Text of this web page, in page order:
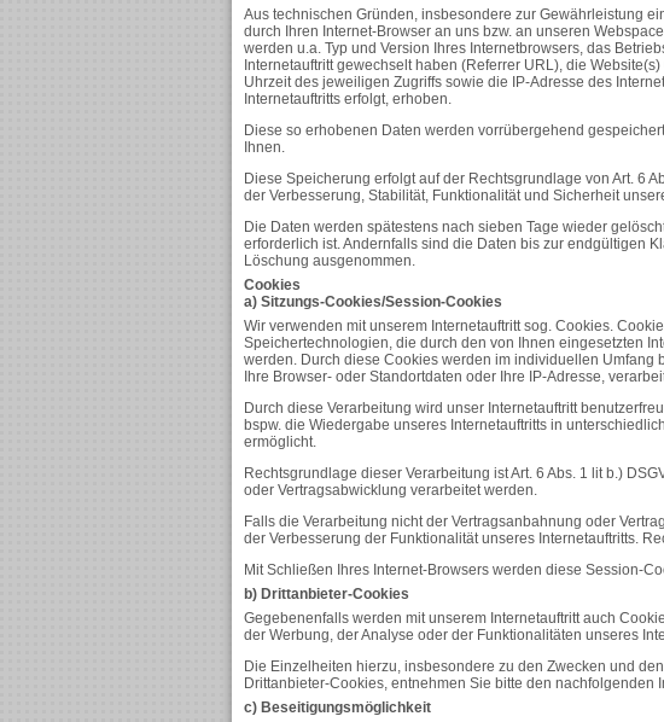
Aus technischen Gründen, insbesondere zur Gewährleistung
durch Ihren Internet-Browser an uns bzw. an unseren
werden u.a. Typ und Version Ihres Internetbrowsers, das
Internetauftritt gewechselt haben (Referrer URL), die
Uhrzeit des jeweiligen Zugriffs sowie die IP-Adresse des
Internetauftritts erfolgt, erhoben.
Diese so erhobenen Daten werden vorrübergehend
Ihnen.
Diese Speicherung erfolgt auf der Rechtsgrundlage von Art. 6
der Verbesserung, Stabilität, Funktionalität und Sicherheit
Die Daten werden spätestens nach sieben Tage wieder
erforderlich ist. Andernfalls sind die Daten bis zur endgültigen
Löschung ausgenommen.
Cookies
a) Sitzungs-Cookies/Session-Cookies
Wir verwenden mit unserem Internetauftritt sog. Cookies.
Speichertechnologien, die durch den von Ihnen eingesetzten
werden. Durch diese Cookies werden im individuellen Umfang
Ihre Browser- oder Standortdaten oder Ihre IP-Adresse,
Durch diese Verarbeitung wird unser Internetauftritt
bspw. die Wiedergabe unseres Internetauftritts in
ermöglicht.
Rechtsgrundlage dieser Verarbeitung ist Art. 6 Abs. 1 lit b.)
oder Vertragsabwicklung verarbeitet werden.
Falls die Verarbeitung nicht der Vertragsanbahnung oder
der Verbesserung der Funktionalität unseres Internetauftritts.
Mit Schließen Ihres Internet-Browsers werden diese Session-
b) Drittanbieter-Cookies
Gegebenenfalls werden mit unserem Internetauftritt auch
der Werbung, der Analyse oder der Funktionalitäten unseres
Die Einzelheiten hierzu, insbesondere zu den Zwecken und
Drittanbieter-Cookies, entnehmen Sie bitte den nachfolgenden
c) Beseitigungsmöglichkeit